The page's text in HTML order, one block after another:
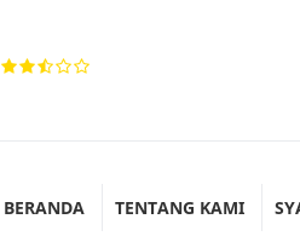
BERANDA TENTANG KAMI